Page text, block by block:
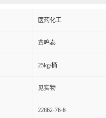
医药化工
鑫鸣泰
25kg/桶
见实物
22862-76-6